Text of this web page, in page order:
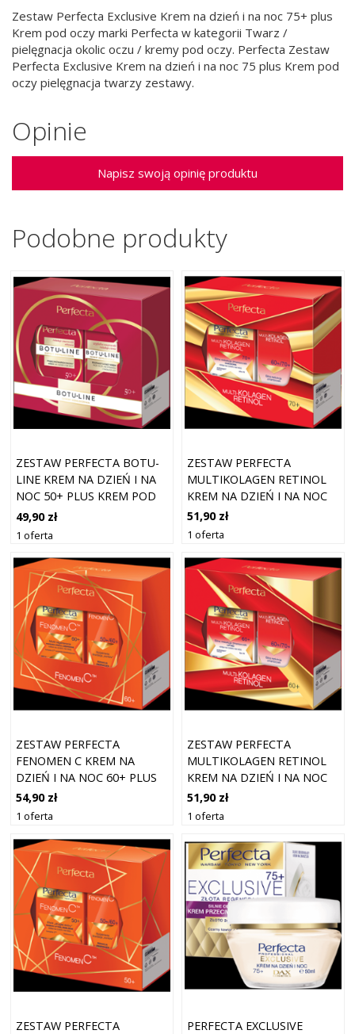
Zestaw Perfecta Exclusive Krem na dzień i na noc 75+ plus
Krem pod oczy marki Perfecta w kategorii Twarz /
pielęgnacja okolic oczu / kremy pod oczy. Perfecta Zestaw
Perfecta Exclusive Krem na dzień i na noc 75 plus Krem pod
oczy pielęgnacja twarzy zestawy.
Opinie
Napisz swoją opinię produktu
Podobne produkty
ZESTAW PERFECTA BOTU-
LINE KREM NA DZIEŃ I NA
NOC 50+ PLUS KREM POD
OCZY
49,90 zł
1 oferta
ZESTAW PERFECTA
MULTIKOLAGEN RETINOL
KREM NA DZIEŃ I NA NOC
70+ PLUS KREM POD OCZY
51,90 zł
1 oferta
ZESTAW PERFECTA
FENOMEN C KREM NA
DZIEŃ I NA NOC 60+ PLUS
KREM POD OCZY
54,90 zł
1 oferta
ZESTAW PERFECTA
MULTIKOLAGEN RETINOL
KREM NA DZIEŃ I NA NOC
60+ PLUS KREM POD OCZY
51,90 zł
1 oferta
ZESTAW PERFECTA PERFECTA EXCLUSIVE